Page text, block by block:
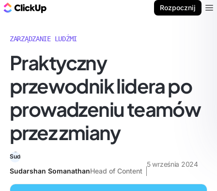
Rozpocznij
ZARZĄDZANIE LUDŹMI
Praktyczny
przewodnik lidera po
prowadzeniu teamów
przez zmiany
Sudarshan SomanathanHead of Content
5 września 2024